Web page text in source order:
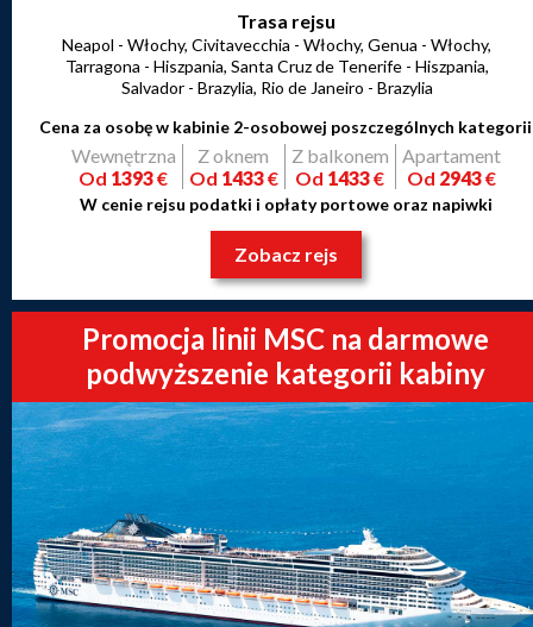
Trasa rejsu
Neapol - Włochy, Civitavecchia - Włochy, Genua - Włochy,
Tarragona - Hiszpania, Santa Cruz de Tenerife - Hiszpania,
Salvador - Brazylia, Rio de Janeiro - Brazylia
Cena za osobę w kabinie 2-osobowej poszczególnych kategorii
Wewnętrzna
Od 1393€
Z oknem
Od 1433€
Z balkonem
Od 1433€
Apartament
Od 2943€
W cenie rejsu podatki i opłaty portowe oraz napiwki
Zobacz rejs
Promocja linii MSC na darmowe
podwyższenie kategorii kabiny